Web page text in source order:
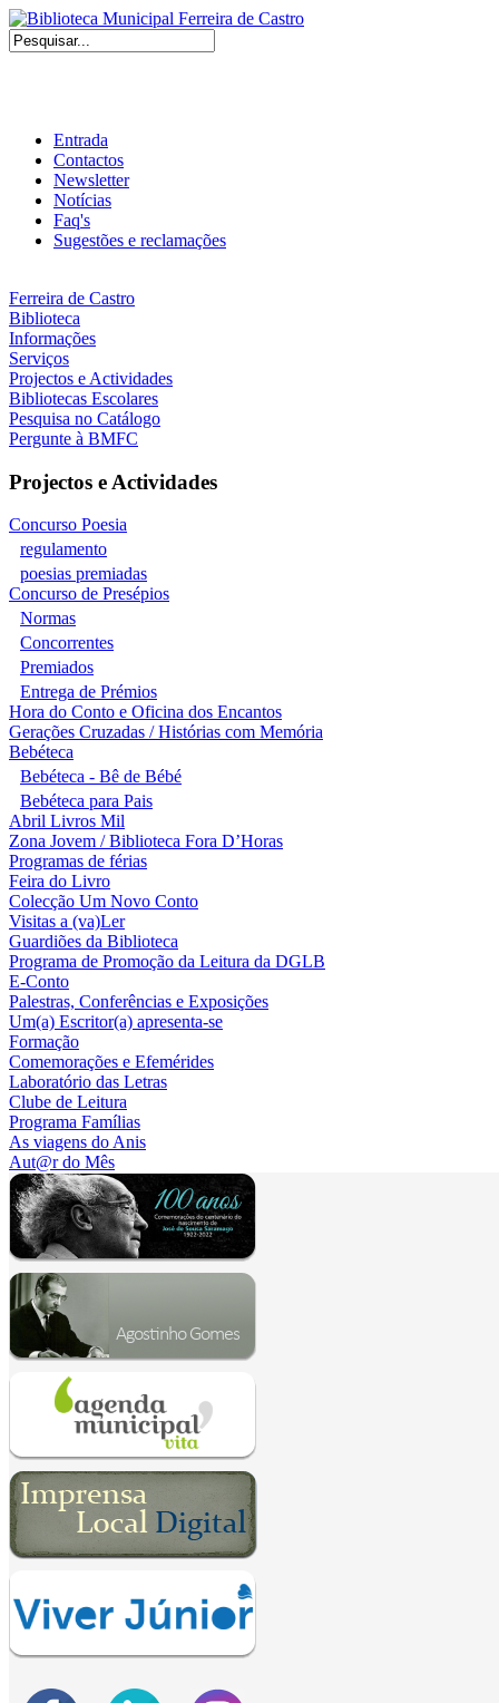
Entrada
Contactos
Newsletter
Notícias
Faq's
Sugestões e reclamações
Ferreira de Castro
Biblioteca
Informações
Serviços
Projectos e Actividades
Bibliotecas Escolares
Pesquisa no Catálogo
Pergunte à BMFC
Projectos e Actividades
Concurso Poesia
regulamento
poesias premiadas
Concurso de Presépios
Normas
Concorrentes
Premiados
Entrega de Prémios
Hora do Conto e Oficina dos Encantos
Gerações Cruzadas / Histórias com Memória
Bebéteca
Bebéteca - Bê de Bébé
Bebéteca para Pais
Abril Livros Mil
Zona Jovem / Biblioteca Fora D’Horas
Programas de férias
Feira do Livro
Colecção Um Novo Conto
Visitas a (va)Ler
Guardiões da Biblioteca
Programa de Promoção da Leitura da DGLB
E-Conto
Palestras, Conferências e Exposições
Um(a) Escritor(a) apresenta-se
Formação
Comemorações e Efemérides
Laboratório das Letras
Clube de Leitura
Programa Famílias
As viagens do Anis
Aut@r do Mês